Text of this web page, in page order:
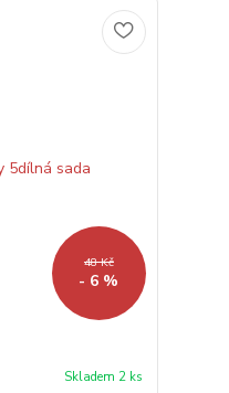
48 Kč
- 6 %
Skladem 2 ks